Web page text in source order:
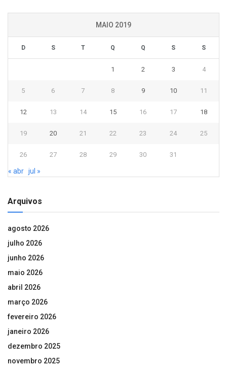
MAIO 2019
D S T Q Q S S
1 2 3 4
5 6 7 8 9 10 11
12 13 14 15 16 17 18
19 20 21 22 23 24 25
26 27 28 29 30 31
« abr jul »
Arquivos
agosto 2026
julho 2026
junho 2026
maio 2026
abril 2026
março 2026
fevereiro 2026
janeiro 2026
dezembro 2025
novembro 2025